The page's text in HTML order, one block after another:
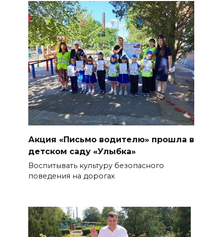
Акция «Письмо водителю» прошла в
детском саду «Улыбка»
Воспитывать культуру безопасного
поведения на дорогах